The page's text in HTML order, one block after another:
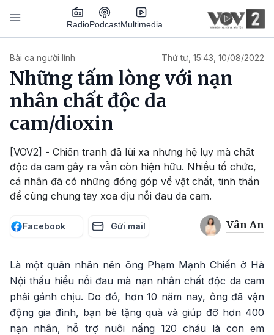
Nhảy đến nội dung
RadioPodcastMultimedia
Bài ca người lính Thứ tư, 15:43, 10/08/2022
Những tấm lòng với nạn
nhân chất độc da
cam/dioxin
[VOV2] - Chiến tranh đã lùi xa nhưng hệ lụy mà chất
độc da cam gây ra vẫn còn hiện hữu. Nhiều tổ chức,
cá nhân đã có những đóng góp về vật chất, tinh thần
để cùng chung tay xoa dịu nỗi đau da cam.
Facebook Gửi mail Vân An
Là một quân nhân nên ông Phạm Mạnh Chiến ở Hà
Nội thấu hiểu nỗi đau mà nạn nhân chất độc da cam
phải gánh chịu. Do đó, hơn 10 năm nay, ông đã vận
động gia đình, bạn bè tặng quà và giúp đỡ hơn 400
nạn nhân, hỗ trợ nuôi nấng 120 cháu là con em